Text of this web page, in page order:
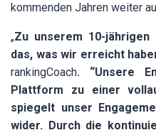
kommenden Jahren weiter
„Zu unserem 10-
das, was wir erreicht
rankingCoach. “Unsere
Plattform zu einer
spiegelt unser
wider. Durch die